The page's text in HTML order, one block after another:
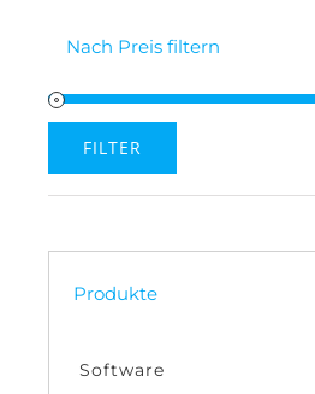
Nach Preis filtern
Preis
Preis
FILTER
Produkte
Software